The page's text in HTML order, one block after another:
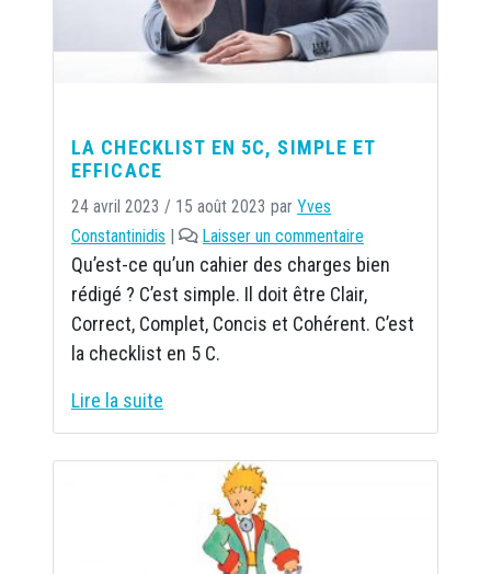
n
s
LA CHECKLIST EN 5C, SIMPLE ET
EFFICACE
24 avril 2023 / 15 août 2023 par Yves
Constantinidis | Laisser un commentaire
Qu’est-ce qu’un cahier des charges bien
rédigé ? C’est simple. Il doit être Clair,
Correct, Complet, Concis et Cohérent. C’est
la checklist en 5 C.
Lire la suite